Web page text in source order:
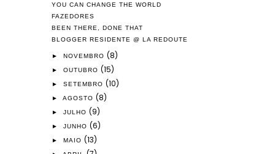
YOU CAN CHANGE THE WORLD
FAZEDORES
BEEN THERE, DONE THAT
BLOGGER RESIDENTE @ LA REDOUTE
► NOVEMBRO (8)
► OUTUBRO (15)
► SETEMBRO (10)
► AGOSTO (8)
► JULHO (9)
► JUNHO (6)
► MAIO (13)